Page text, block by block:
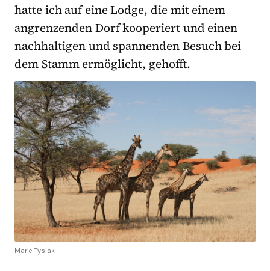
hatte ich auf eine Lodge, die mit einem
angrenzenden Dorf kooperiert und einen
nachhaltigen und spannenden Besuch bei
dem Stamm ermöglicht, gehofft.
Marie Tysiak